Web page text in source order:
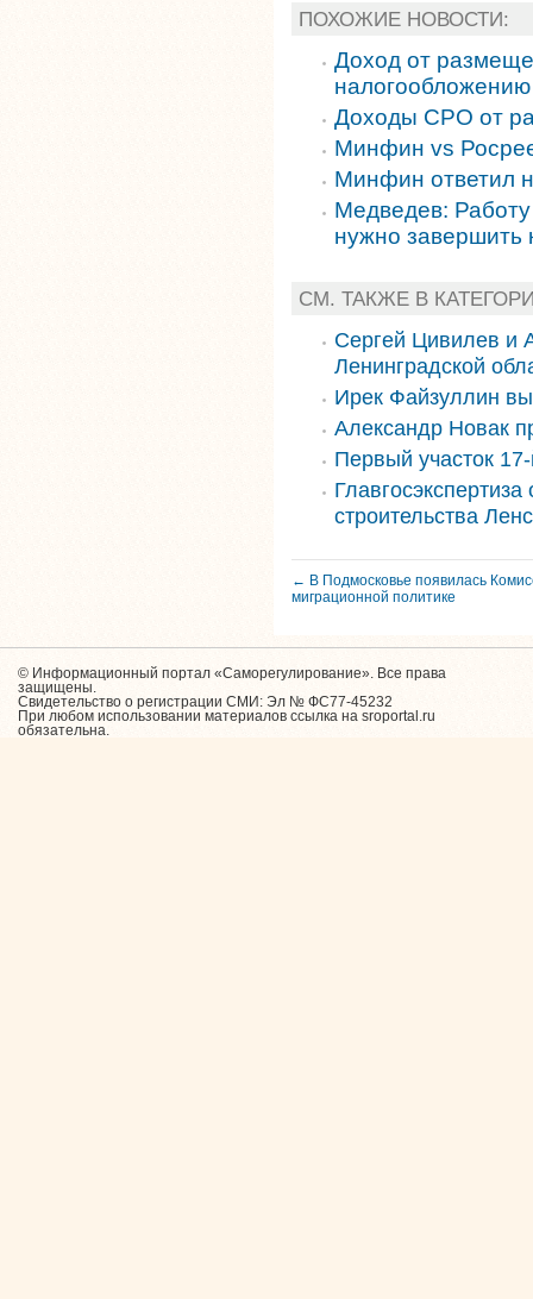
ПОХОЖИЕ НОВОСТИ:
Доход от
налогообложению
Доходы СРО от
Минфин vs
Минфин ответил
Медведев:
нужно завершить
СМ. ТАКЖЕ В
Сергей Цивилев и
Ленинградской
Ирек Файзуллин
Александр Новак
Первый участок
строительства
← В Подмосковье появилась
миграционной политике
© Информационный портал «Саморегулирование». Все права
защищены.
Свидетельство о регистрации СМИ: Эл № ФС77-45232
При любом использовании материалов ссылка на sroportal.ru
обязательна.